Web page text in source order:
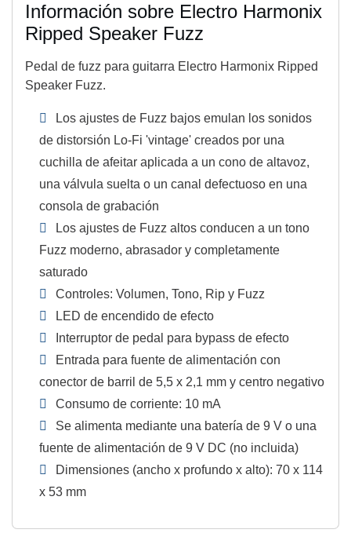
Información sobre Electro Harmonix
Ripped Speaker Fuzz
Pedal de fuzz para guitarra Electro Harmonix Ripped
Speaker Fuzz.
Los ajustes de Fuzz bajos emulan los sonidos
de distorsión Lo-Fi 'vintage' creados por una
cuchilla de afeitar aplicada a un cono de altavoz,
una válvula suelta o un canal defectuoso en una
consola de grabación
Los ajustes de Fuzz altos conducen a un tono
Fuzz moderno, abrasador y completamente
saturado
Controles: Volumen, Tono, Rip y Fuzz
LED de encendido de efecto
Interruptor de pedal para bypass de efecto
Entrada para fuente de alimentación con
conector de barril de 5,5 x 2,1 mm y centro negativo
Consumo de corriente: 10 mA
Se alimenta mediante una batería de 9 V o una
fuente de alimentación de 9 V DC (no incluida)
Dimensiones (ancho x profundo x alto): 70 x 114
x 53 mm